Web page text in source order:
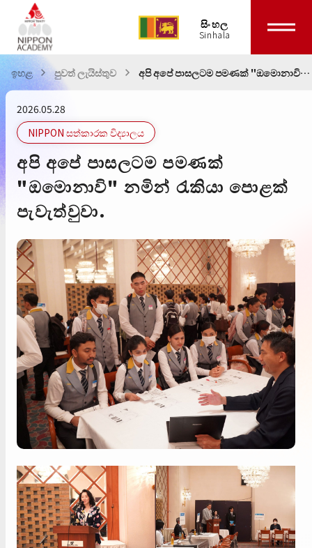
සිංහල
ඉහළ පුවත් ලැයිස්තුව
අපි අපේ පාසලටම පමණක් "ඔමොනාවි"
2026.05.28
NIPPON සත්කාරක විද්‍යාලය
අපි අපේ පාසලටම පමණක්
"ඔමොනාවි" නමින් රැකියා පොළක්
පැවැත්වුවා.